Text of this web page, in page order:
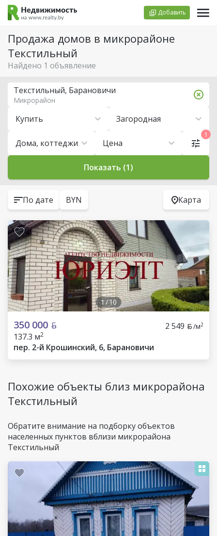
Добавить
Продажа домов в микрорайоне
Текстильный
Найдено 1 объявление
Купить Загородная
Дома, коттеджи Цена
Текстильный, Барановичи
Микрорайон
1
Показать (1)
По дате BYN Карта
1/10
350 000 2 549 /м2
137.3 м2
пер. 2-й Крошинский, 6, Барановичи
Похожие объекты близ микрорайона
Текстильный
Обратите внимание на подборку объектов
населенных пунктов вблизи микрорайона
Текстильный